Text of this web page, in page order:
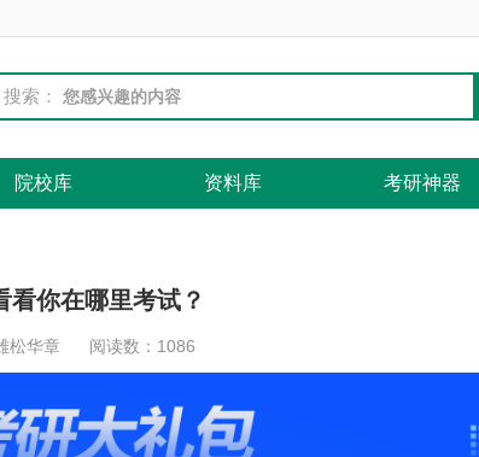
搜索：
院校库 资料库 考研神器
看你在哪里考试？
松华章 阅读数： 1086